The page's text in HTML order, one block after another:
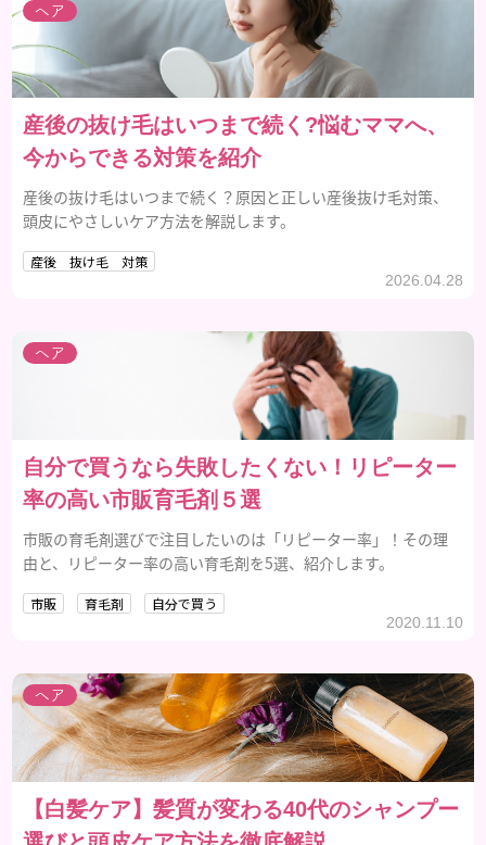
ヘア
産後の抜け毛はいつまで続く?悩むママへ、
今からできる対策を紹介
産後の抜け毛はいつまで続く？原因と正しい産後抜け毛対策、
頭皮にやさしいケア方法を解説します。
産後 抜け毛 対策
2026.04.28
ヘア
自分で買うなら失敗したくない！リピーター
率の高い市販育毛剤５選
市販の育毛剤選びで注目したいのは「リピーター率」！その理
由と、リピーター率の高い育毛剤を5選、紹介します。
市販 育毛剤 自分で買う
2020.11.10
ヘア
【白髪ケア】髪質が変わる40代のシャンプー